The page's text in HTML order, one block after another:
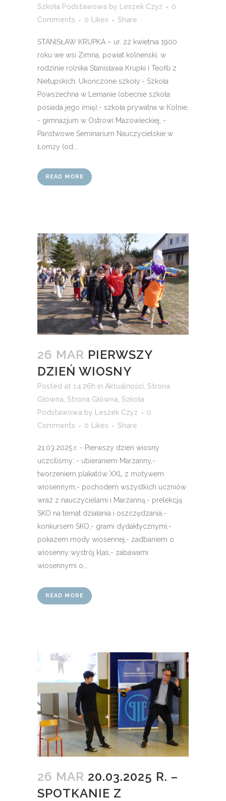
Szkoła Podstawowa by Leszek Czyż
0
Comments
0 Likes Share
STANISŁAW KRUPKA – ur. 22 kwietnia 1900
roku we wsi Zimna, powiat kolneński, w
rodzinie rolnika Stanisława Krupki i Teofili z
Nietupskich. Ukończone szkoły:- Szkoła
Powszechna w Lemanie (obecnie szkoła
posiada jego imię),- szkoła prywatna w Kolnie,
- gimnazjum w Ostrowi Mazowieckiej, -
Państwowe Seminarium Nauczycielskie w
Łomży (od...
READ MORE
26 MAR PIERWSZY
DZIEŃ WIOSNY
Posted at 14:26h in Aktualności Strona
Główna Strona Główna Szkoła
Podstawowa by Leszek Czyż
0
Comments
0 Likes Share
21.03.2025 r. - Pierwszy dzień wiosny
uczciliśmy: - ubieraniem Marzanny,-
tworzeniem plakatów XXL z motywem
wiosennym,- pochodem wszystkich uczniów
wraz z nauczycielami i Marzanną,- prelekcją
SKO na temat działania i oszczędzania,-
konkursem SKO,- grami dydaktycznymi,-
pokazem mody wiosennej,- zadbaniem o
wiosenny wystrój klas,- zabawami
wiosennymi o...
READ MORE
26 MAR 20.03.2025 R. –
SPOTKANIE Z